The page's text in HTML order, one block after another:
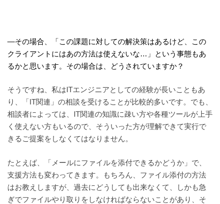
—その場合、「この課題に対しての解決策はあるけど、この
クライアントにはあの方法は使えないな…」という事態もあ
るかと思います。その場合は、どうされていますか？
そうですね、私はITエンジニアとしての経験が長いこともあ
り、「IT関連」の相談を受けることが比較的多いです。でも、
相談者によっては、IT関連の知識に疎い方や各種ツールが上手
く使えない方もいるので、そういった方が理解できて実行で
きるご提案をしなくてはなりません。
たとえば、「メールにファイルを添付できるかどうか」で、
支援方法も変わってきます。もちろん、ファイル添付の方法
はお教えしますが、過去にどうしても出来なくて、しかも急
ぎでファイルやり取りをしなければならないことがあり、そ